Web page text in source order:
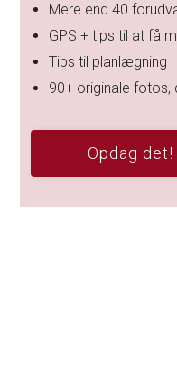
Mere end 40
GPS + tips til at få
Tips til planlægning
90+ originale
Opdag det!